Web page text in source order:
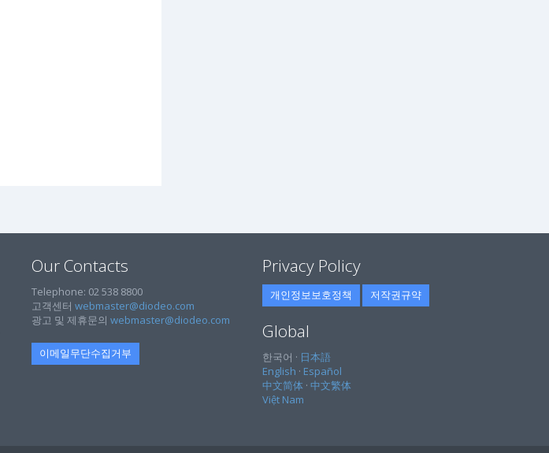
Our Contacts
Telephone: 02 538 8800
고객센터 webmaster@diodeo.com
광고 및 제휴문의 webmaster@diodeo.com
이메일무단수집거부
Privacy Policy
개인정보보호정책 저작권규약
Global
한국어 · 日本語
English · Español
中文简体 · 中文繁体
Việt Nam